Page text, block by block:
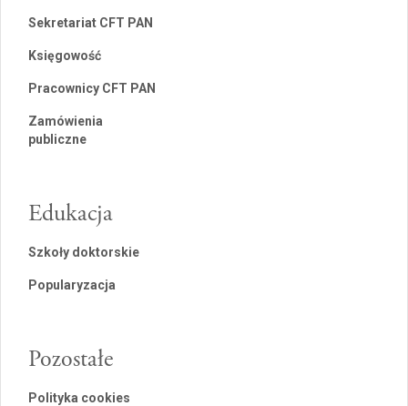
Sekretariat CFT PAN
Księgowość
Pracownicy CFT PAN
Zamówienia
publiczne
Edukacja
Szkoły doktorskie
Popularyzacja
Pozostałe
Polityka cookies